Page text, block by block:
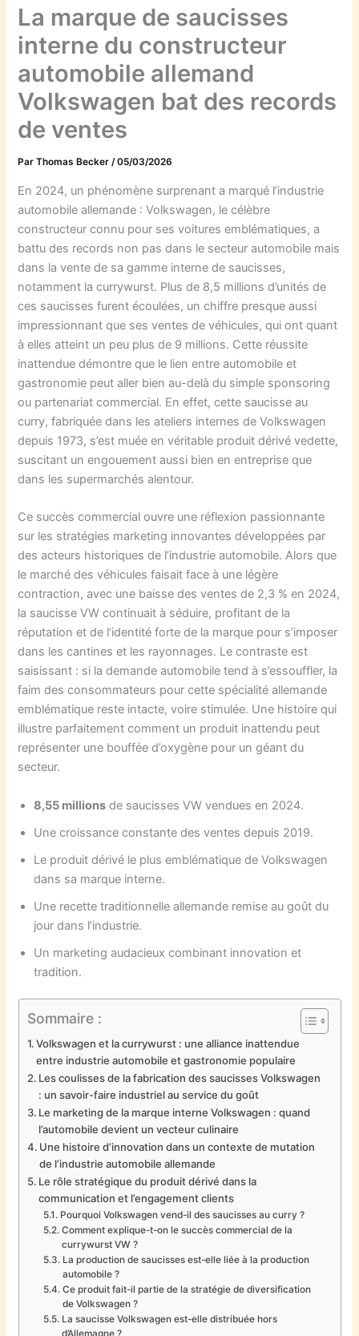
La marque de saucisses
interne du constructeur
automobile allemand
Volkswagen bat des records
de ventes
ParThomas Becker/05/03/2026
En 2024, un phénomène surprenant a marqué l’industrie
automobile allemande : Volkswagen, le célèbre
constructeur connu pour ses voitures emblématiques, a
battu des records non pas dans le secteur automobile mais
dans la vente de sa gamme interne de saucisses,
notamment la currywurst. Plus de 8,5 millions d’unités de
ces saucisses furent écoulées, un chiffre presque aussi
impressionnant que ses ventes de véhicules, qui ont quant
à elles atteint un peu plus de 9 millions. Cette réussite
inattendue démontre que le lien entre automobile et
gastronomie peut aller bien au-delà du simple sponsoring
ou partenariat commercial. En effet, cette saucisse au
curry, fabriquée dans les ateliers internes de Volkswagen
depuis 1973, s’est muée en véritable produit dérivé vedette,
suscitant un engouement aussi bien en entreprise que
dans les supermarchés alentour.
Ce succès commercial ouvre une réflexion passionnante
sur les stratégies marketing innovantes développées par
des acteurs historiques de l’industrie automobile. Alors que
le marché des véhicules faisait face à une légère
contraction, avec une baisse des ventes de 2,3 % en 2024,
la saucisse VW continuait à séduire, profitant de la
réputation et de l’identité forte de la marque pour s’imposer
dans les cantines et les rayonnages. Le contraste est
saisissant : si la demande automobile tend à s’essouffler, la
faim des consommateurs pour cette spécialité allemande
emblématique reste intacte, voire stimulée. Une histoire qui
illustre parfaitement comment un produit inattendu peut
représenter une bouffée d’oxygène pour un géant du
secteur.
8,55 millions de saucisses VW vendues en 2024.
Une croissance constante des ventes depuis 2019.
Le produit dérivé le plus emblématique de Volkswagen
dans sa marque interne.
Une recette traditionnelle allemande remise au goût du
jour dans l’industrie.
Un marketing audacieux combinant innovation et
tradition.
Sommaire :
Volkswagen et la currywurst : une alliance inattendue
entre industrie automobile et gastronomie populaire
Les coulisses de la fabrication des saucisses Volkswagen
: un savoir-faire industriel au service du goût
Le marketing de la marque interne Volkswagen : quand
l’automobile devient un vecteur culinaire
Une histoire d’innovation dans un contexte de mutation
de l’industrie automobile allemande
Le rôle stratégique du produit dérivé dans la
communication et l’engagement clients
Pourquoi Volkswagen vend-il des saucisses au curry ?
Comment explique-t-on le succès commercial de la
currywurst VW ?
La production de saucisses est-elle liée à la production
automobile ?
Ce produit fait-il partie de la stratégie de diversification
de Volkswagen ?
La saucisse Volkswagen est-elle distribuée hors